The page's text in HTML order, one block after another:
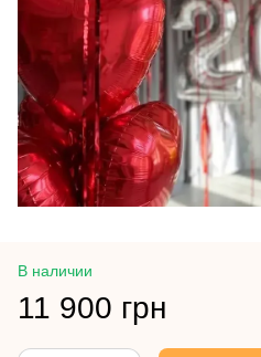
В наличии
11 900 грн